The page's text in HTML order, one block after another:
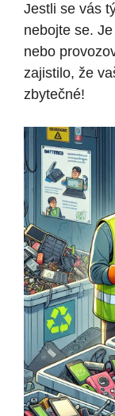
Jestli se vás
nebojte se.
nebo
zajistilo, že
zbytečné!